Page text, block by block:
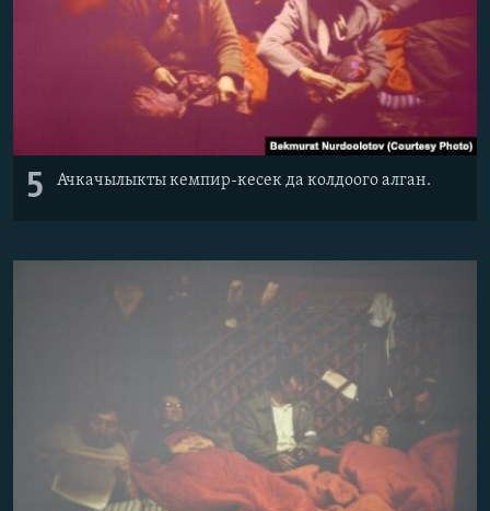
5 Ачкачылыкты кемпир-кесек да колдоого алган.